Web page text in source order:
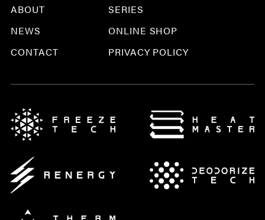
ABOUT
SERIES
NEWS
ONLINE SHOP
CONTACT
PRIVACY POLICY